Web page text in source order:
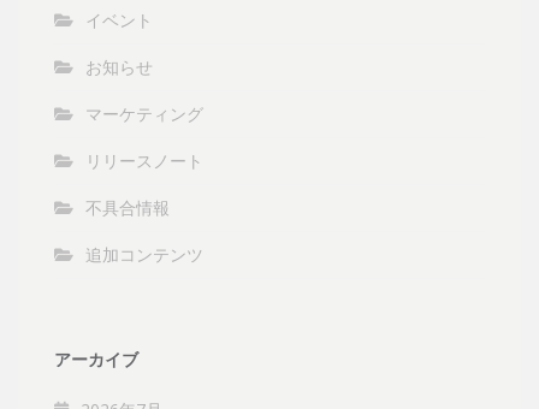
イベント
お知らせ
マーケティング
リリースノート
不具合情報
追加コンテンツ
アーカイブ